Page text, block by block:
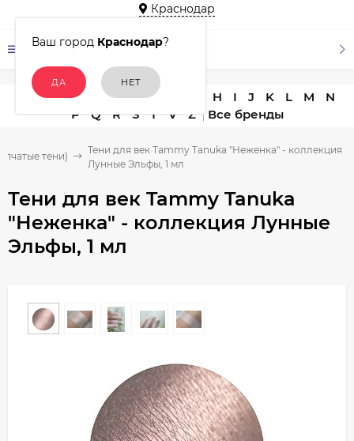
Краснодар
Ваш город Краснодар?
КАТАЛОГ ТОВАРОВ
A C D E H I J K L M
N
P
Q R S T V Z
тени)
Тени для век Tammy Tanuka "Неженка" - коллекция
Лунные Эльфы, 1 мл
Тени для век Tammy Tanuka
"Неженка" - коллекция Лунные
Эльфы, 1 мл